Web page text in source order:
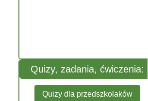
Quizy, zadania, ćwiczenia:
Quizy dla przedszkolaków